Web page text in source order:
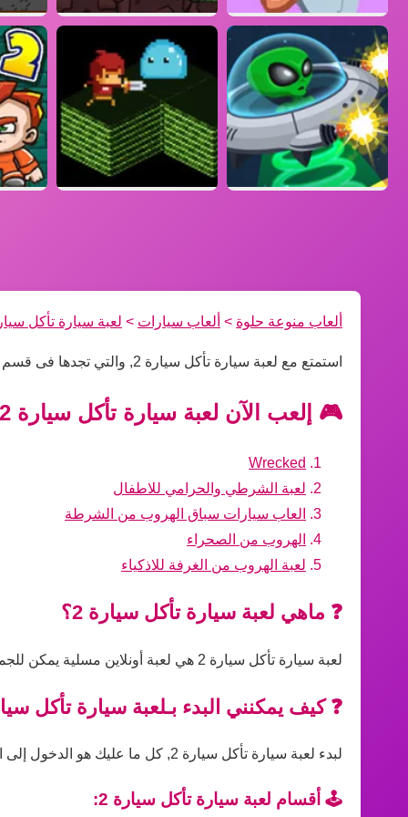
ألعاب منوعة حلوة > ألعاب سيارات > لعبة سيارة تأكل
استمتع مع لعبة سيارة تأكل سيارة 2, والتي تجدها فى قسم ألعاب سيارات
🎮 إلعب الآن لعبة سيارة تأكل سيارة 2 واستمتع بأفضل الألعاب الأخرى!
Wrecked
لعبة الشرطي والحرامي للاطفال
العاب سيارات سباق الهروب من الشرطة
الهروب من الصحراء
لعبة الهروب من الغرفة للاذكياء
❓ ماهي لعبة سيارة تأكل سيارة 2؟
لعبة سيارة تأكل سيارة 2 هي لعبة أونلاين مسلية يمكن للجميع لعبها مباشرة عبر المتصفح بدون تحميل، مناسبة لجميع الأعمار ومستويات المهارة.
❓ كيف يمكنني البدء بـلعبة سيارة تأكل
لبدء لعبة سيارة تأكل سيارة 2, كل ما عليك هو الدخول إلى اللعبة على الموقع والضغط على زر التشغيل، ثم اتباع التعليمات داخل اللعبة للبدء في اللعب فورًا.
🕹️ أقسام لعبة سيارة تأكل سيارة 2: